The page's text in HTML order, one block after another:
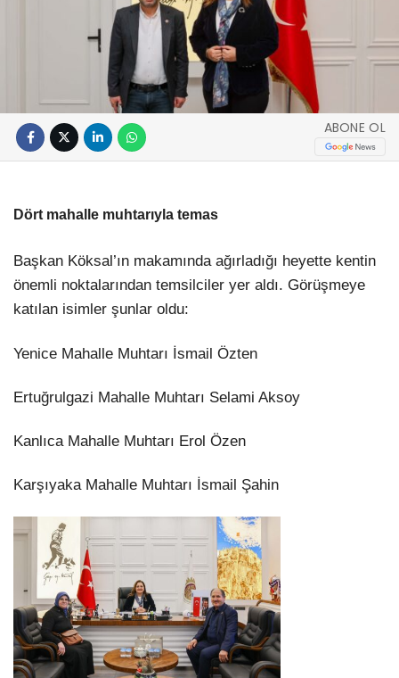
ABONE OL
Dört mahalle muhtarıyla temas
Başkan Köksal’ın makamında ağırladığı heyette kentin
önemli noktalarından temsilciler yer aldı. Görüşmeye
katılan isimler şunlar oldu:
Yenice Mahalle Muhtarı İsmail Özten
Ertuğrulgazi Mahalle Muhtarı Selami Aksoy
Kanlıca Mahalle Muhtarı Erol Özen
Karşıyaka Mahalle Muhtarı İsmail Şahin